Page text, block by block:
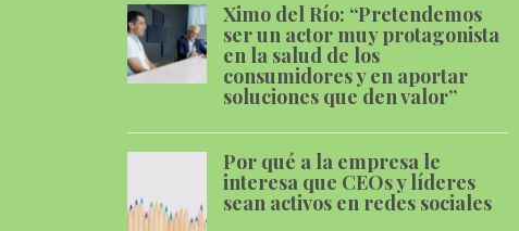
Ximo del Río: “Pretendemos
ser un actor muy protagonista
en la salud de los
consumidores y en aportar
soluciones que den valor”
Por qué a la empresa le
interesa que CEOs y líderes
sean activos en redes sociales